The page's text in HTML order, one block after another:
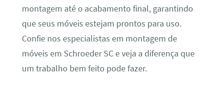
montagem até o acabamento final, garantindo
que seus móveis estejam prontos para uso.
Confie nos especialistas em montagem de
móveis em Schroeder SC e veja a diferença que
um trabalho bem feito pode fazer.